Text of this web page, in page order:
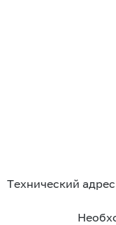
Технический